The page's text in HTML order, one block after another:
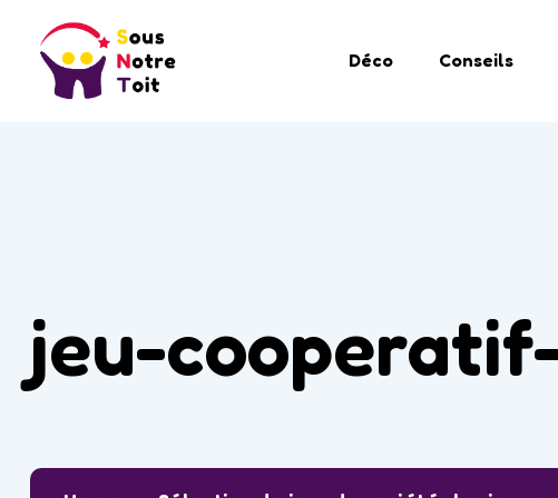
Déco Conseils
jeu-